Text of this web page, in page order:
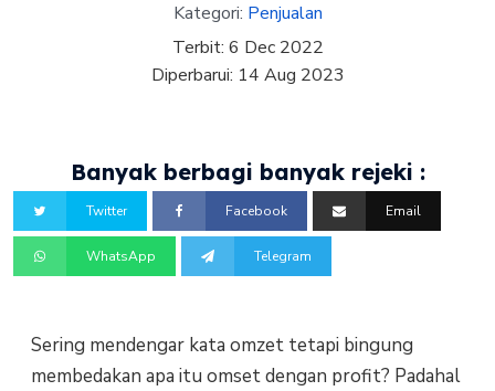
Kategori: Penjualan
Terbit: 6 Dec 2022
Diperbarui: 14 Aug 2023
Banyak berbagi banyak rejeki :
Twitter Facebook Email
WhatsApp Telegram
Sering mendengar kata omzet tetapi bingung
membedakan apa itu omset dengan profit? Padahal